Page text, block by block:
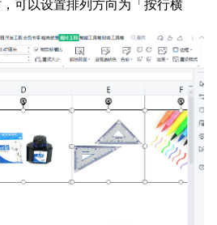
可以设置排列方向为「按行横